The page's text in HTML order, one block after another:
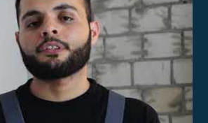
Datenschutzerklärungenvon Google.